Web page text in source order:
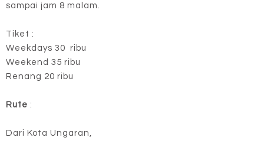
sampai jam 8 malam.
Tiket :
Weekdays 30 ribu
Weekend 35 ribu
Renang 20 ribu
Rute :
Dari Kota Ungaran,